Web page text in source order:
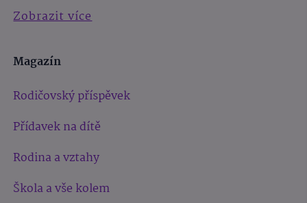
Zobrazit více
Magazín
Rodičovský příspěvek
Přídavek na dítě
Rodina a vztahy
Škola a vše kolem